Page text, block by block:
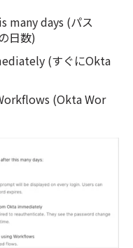
many days (パス
日数)
(すぐにOkta
(Okta Wor